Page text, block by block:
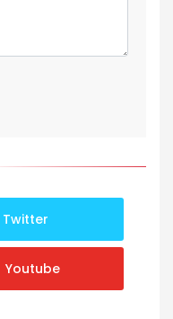
Twitter
Youtube